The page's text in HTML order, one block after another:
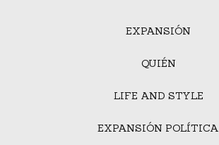
EXPANSIÓN
QUIÉN
LIFE AND STYLE
EXPANSIÓN POLÍTICA